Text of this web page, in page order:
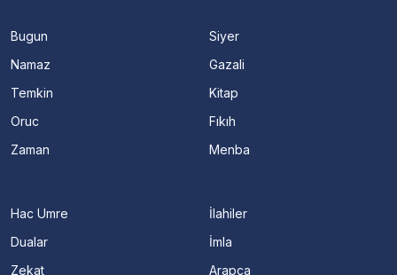
Bugun
Namaz
Temkin
Oruc
Zaman
Siyer
Gazali
Kitap
Fıkıh
Menba
Hac Umre
Dualar
Zekat
İlahiler
İmla
Arapça